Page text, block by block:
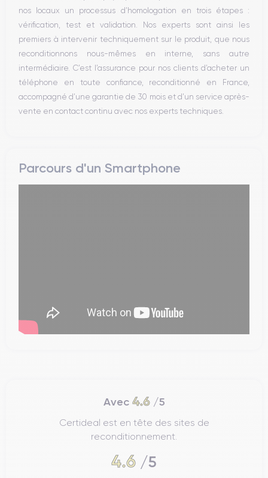
nos locaux un processus d’homologation en trois étapes :
vérification, test et validation. Nos experts sont ainsi les
premiers à intervenir techniquement sur le produit, que nous
reconditionnons nous-mêmes en interne, sans autre
intermédiaire. C’est l’assurance pour nos clients d’acheter un
téléphone en toute confiance, reconditionné en France,
accompagné d’une garantie de 30 mois et d’un service après-
vente en contact continu avec nos experts techniques.
Parcours d'un Smartphone
Avec 4.6/5
Certideal est en tête des sites de
reconditionnement.
4.6 /5